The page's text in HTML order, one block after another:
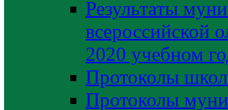
Результаты
всероссийской
2020 учебном
Протоколы
Протоколы